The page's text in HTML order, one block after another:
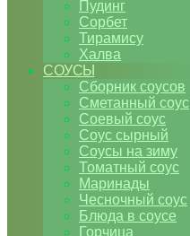
Пудинг
Сорбет
Тирамису
Халва
СОУСЫ
Сборник соусов
Сметанный соус
Соевый соус
Соус сырный
Соусы на зиму
Томатный соус
Маринады
Чесночный соус
Блюда в соусе
Горчица